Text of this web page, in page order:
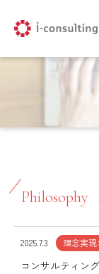
Philosophy
2025.7.3 理念実
コンサルティン